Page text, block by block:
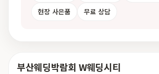
현장 사은품
무료 상담
부산웨딩박람회 W웨딩시티